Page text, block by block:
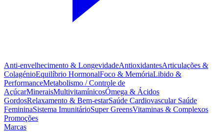
Anti-envelhecimento & LongevidadeAntioxidantesArticulações &
ColagénioEquilíbrio HormonalFoco & MemóriaLibido &
PerformanceMetabolismo / Controle de
AçúcarMineraisMultivitamínicosÓmega & Ácidos
GordosRelaxamento & Bem-estarSaúde Cardiovascular Saúde
FemininaSistema ImunitárioSuper GreensVitaminas & Complexos
Promoções
Marcas